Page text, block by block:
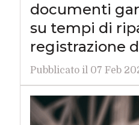
documenti
su tempi di
registrazione
Pubblicato il 07 Feb